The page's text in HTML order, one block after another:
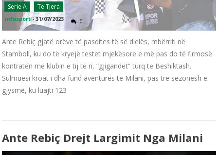
Serie A
Të Tjera
infosport -31/07/2023 0
Ante Rebiç gjatë orëve të pasdites të së dielës, mbërriti në
Stamboll, ku do të kryejë testet mjekësore e më pas do të firmosë
kontratën me klubin e tij të ri, “gjigandët” turq të Beshiktash.
Sulmuesi kroat i dha fund aventurës te Milani, pas tre sezonesh e
gjysmë, ku luajti 123
Ante Rebiç Drejt Largimit Nga Milani